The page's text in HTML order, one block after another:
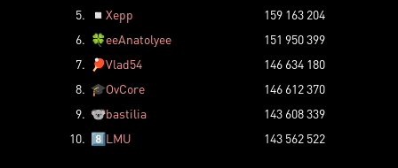
5.
◽ Xepp
159 163 204
6. 🍀eeAnatolyee
151 950 399
7.
🏓Vlad54
146 634 180
8. 🎓OvCore
146 612 370
9. 🐨bastilia
143 608 339
10. 8️⃣LMU 143 562 522